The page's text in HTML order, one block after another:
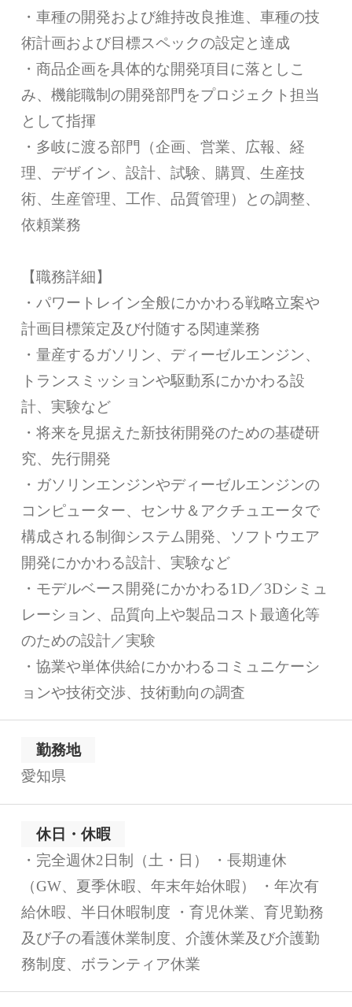
・車種の開発および維持改良推進、車種の技
術計画および目標スペックの設定と達成
・商品企画を具体的な開発項目に落としこ
み、機能職制の開発部門をプロジェクト担当
として指揮
・多岐に渡る部門（企画、営業、広報、経
理、デザイン、設計、試験、購買、生産技
術、生産管理、工作、品質管理）との調整、
依頼業務
【職務詳細】
・パワートレイン全般にかかわる戦略立案や
計画目標策定及び付随する関連業務
・量産するガソリン、ディーゼルエンジン、
トランスミッションや駆動系にかかわる設
計、実験など
・将来を見据えた新技術開発のための基礎研
究、先行開発
・ガソリンエンジンやディーゼルエンジンの
コンピューター、センサ＆アクチュエータで
構成される制御システム開発、ソフトウエア
開発にかかわる設計、実験など
・モデルベース開発にかかわる1D／3Dシミュ
レーション、品質向上や製品コスト最適化等
のための設計／実験
・協業や単体供給にかかわるコミュニケーシ
ョンや技術交渉、技術動向の調査
勤務地
愛知県
休日・休暇
・完全週休2日制（土・日） ・長期連休
（GW、夏季休暇、年末年始休暇） ・年次有
給休暇、半日休暇制度 ・育児休業、育児勤務
及び子の看護休業制度、介護休業及び介護勤
務制度、ボランティア休業